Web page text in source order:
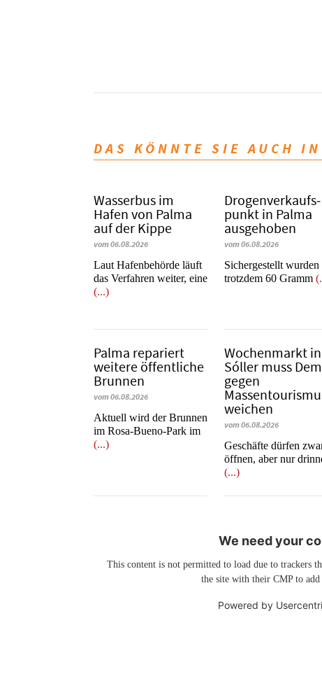
DAS KÖNNTE SIE AUCH
Wasserbus im
Hafen von Palma
auf der Kippe
vom 06.08.2026
Laut Hafenbehörde läuft
das Verfahren weiter, eine
(...)
Dro­gen­ver­kaufs­
punkt in Palma
ausgehoben
vom 06.08.2026
​​​​​​​Sichergestellt wurden
trotzdem 60 Gramm
Palma repariert
weitere öffentliche
Brunnen
vom 06.08.2026
Aktuell wird der Brunnen
im Rosa-Bueno-Park im
(...)
Wochenmarkt in
Sóller muss
gegen
weichen
vom 06.08.2026
Geschäfte dürfen
öffnen, aber nur
(...)
We need your
This content is not permitted to load due to trackers
the site with their CMP to
Powered by